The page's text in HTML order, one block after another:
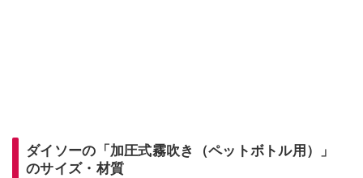
ダイソーの「加圧式霧吹き（ペットボトル用）」
のサイズ・材質